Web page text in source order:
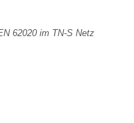
62020 im TN-S Netz